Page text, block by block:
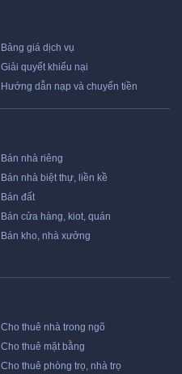
Bảng giá dịch vụ
Giải quyết khiếu nại
Hướng dẫn nạp và chuyển tiền
Bán nhà riêng
Bán nhà biệt thự, liền kề
Bán đất
Bán cửa hàng, kiot, quán
Bán kho, nhà xưởng
Cho thuê nhà trong ngõ
Cho thuê mặt bằng
Cho thuê phòng trọ, nhà trọ